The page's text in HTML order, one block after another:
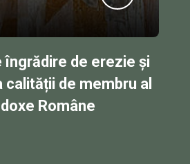
Monahul Serafim și Pr
Zisis: Nu mai este
rămânerea în comuniune